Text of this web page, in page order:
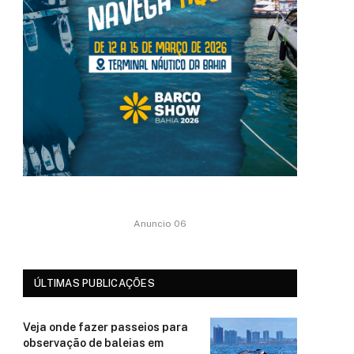
Anuncio 06
ÚLTIMAS PUBLICAÇÕES
Veja onde fazer passeios para
observação de baleias em